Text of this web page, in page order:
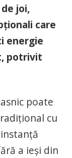
joi,
care
energie
potrivit
poate
cu
a ieşi din